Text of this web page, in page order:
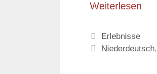
Weiterlesen
Kategorien
Erlebnisse
Schlagwörter
Niederdeutsch,